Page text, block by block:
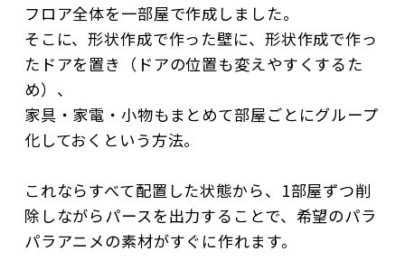
フロア全体を一部屋で作成しました。
そこに、形状作成で作った壁に、形状作成で作っ
たドアを置き（ドアの位置も変えやすくするた
め）、
家具・家電・小物もまとめて部屋ごとにグループ
化しておくという方法。
これならすべて配置した状態から、1部屋ずつ削
除しながらパースを出力することで、希望のパラ
パラアニメの素材がすぐに作れます。